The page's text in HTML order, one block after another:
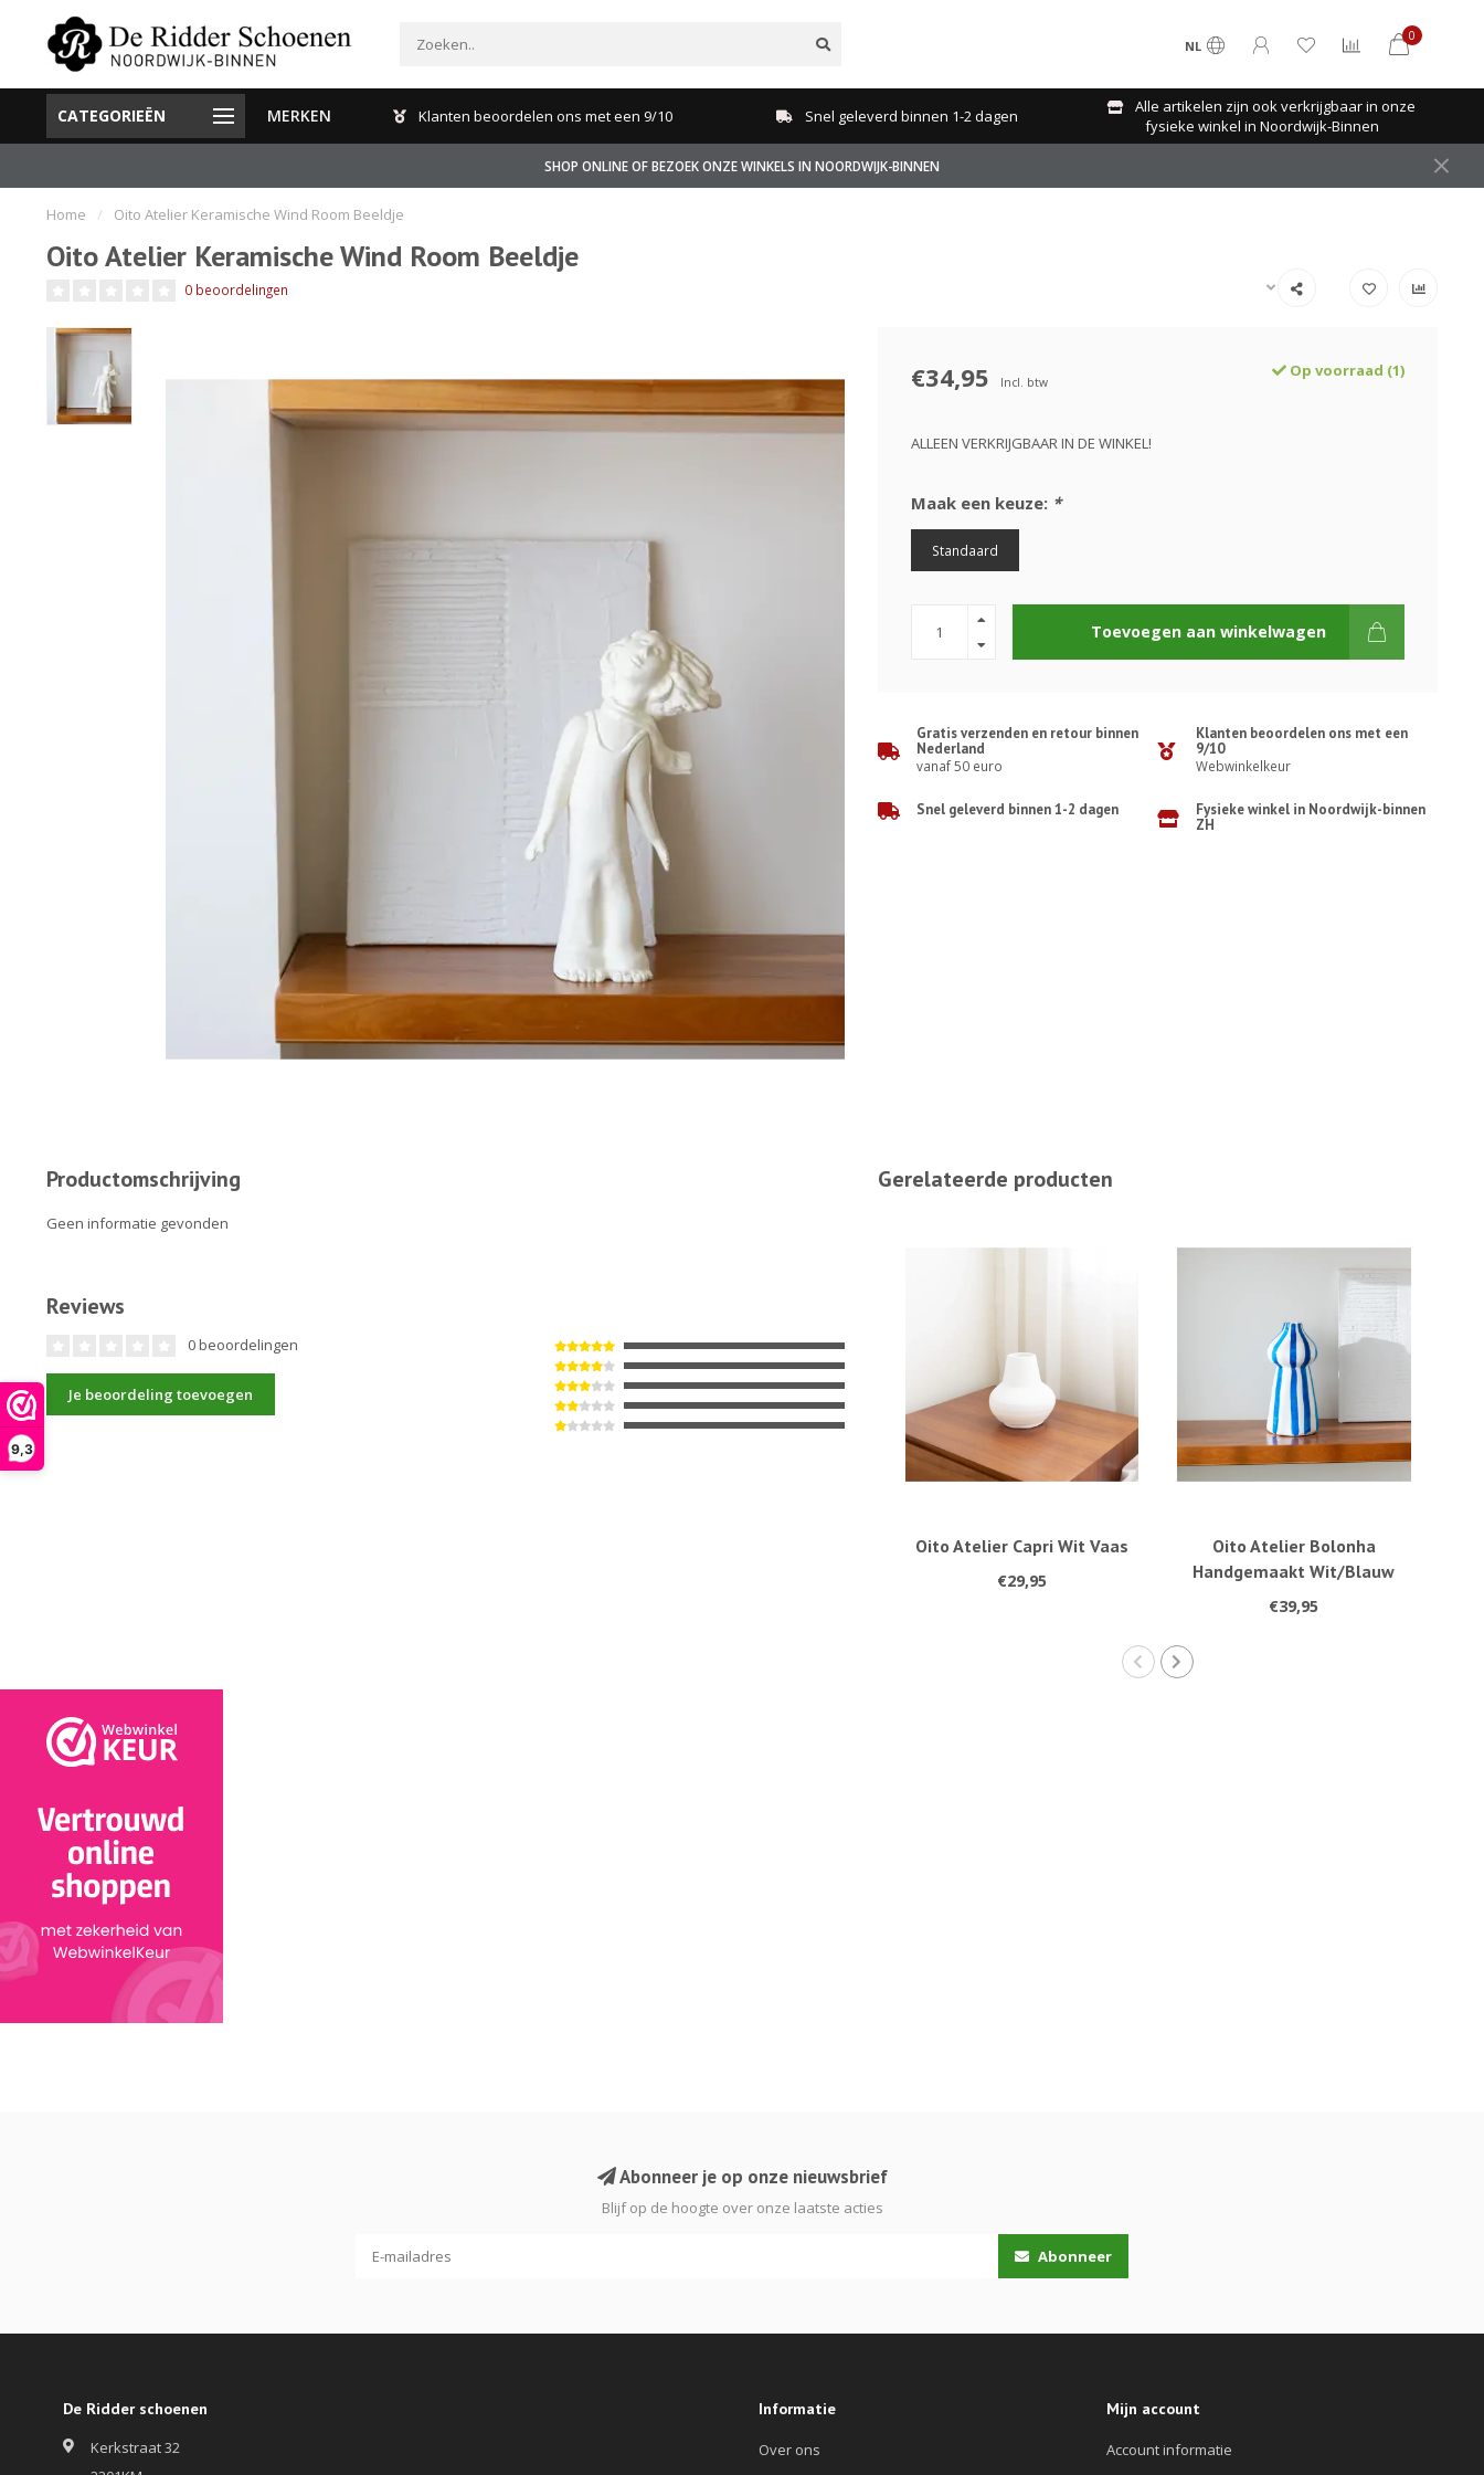
9,3
NL
0
CATEGORIEËN MERKEN
Gratis verzenden en retour binnen Nederland Klanten beoordelen ons met een 9/10 Snel geleverd binnen 1-2 dagen
Alle artikelen zijn ook verkrijgbaar in onze
fysieke winkel in Noordwijk-Binnen
SHOP ONLINE OF BEZOEK ONZE WINKELS IN NOORDWIJK-BINNEN
Home / Oito Atelier Keramische Wind Room Beeldje
Oito Atelier Keramische Wind Room Beeldje
0 beoordelingen
€34,95 Incl. btw
Op voorraad (1)
ALLEEN VERKRIJGBAAR IN DE WINKEL!
Maak een keuze: *
Standaard
Toevoegen aan winkelwagen
Gratis verzenden en retour binnen
Nederland
vanaf 50 euro
Klanten beoordelen ons met een
9/10
Webwinkelkeur
Snel geleverd binnen 1-2 dagen
Fysieke winkel in Noordwijk-binnen
ZH
Productomschrijving
Geen informatie gevonden
Reviews
0 beoordelingen
Je beoordeling toevoegen
Gerelateerde producten
Oito Atelier Capri Wit Vaas
€29,95
Oito Atelier Bolonha
Handgemaakt Wit/Blauw
Vaas
€39,95
Abonneer je op onze nieuwsbrief
Blijf op de hoogte over onze laatste acties
Abonneer
De Ridder schoenen
Kerkstraat 32
Informatie
Over ons
Mijn account
Account informatie